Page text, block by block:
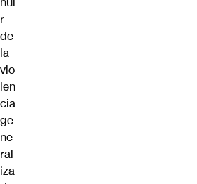
r
de
la
vio
len
cia
ge
ne
ral
iza